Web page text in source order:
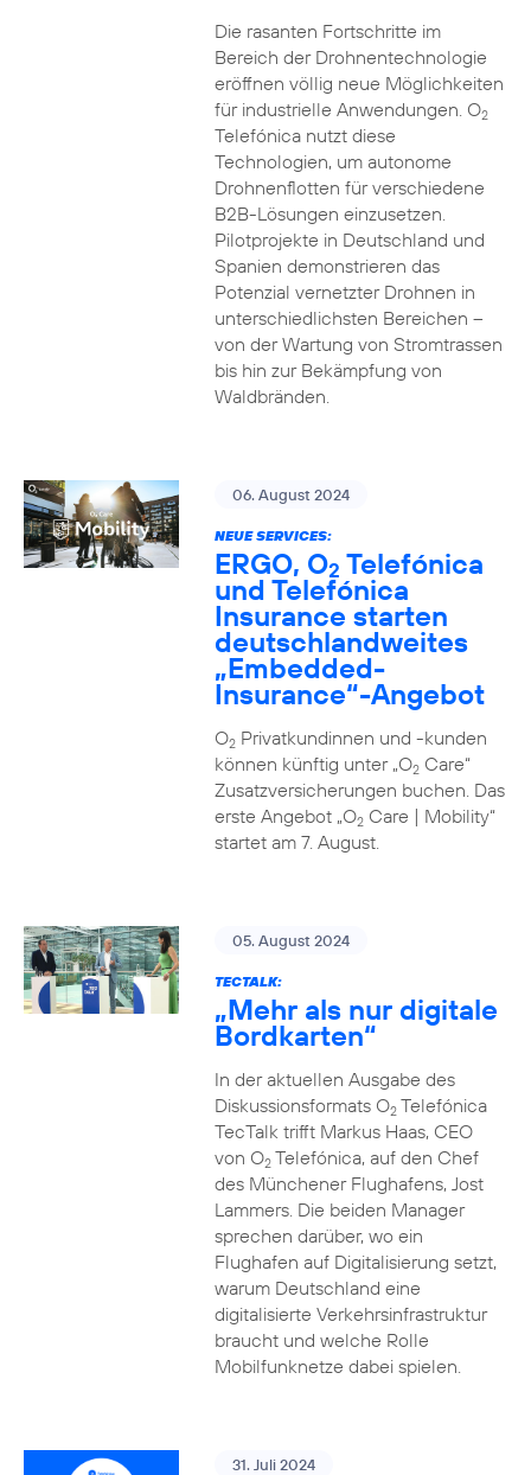
Die rasanten Fortschritte im
Bereich der Drohnentechnologie
eröffnen völlig neue Möglichkeiten
für industrielle Anwendungen. O2
Telefónica nutzt diese
Technologien, um autonome
Drohnenflotten für verschiedene
B2B-Lösungen einzusetzen.
Pilotprojekte in Deutschland und
Spanien demonstrieren das
Potenzial vernetzter Drohnen in
unterschiedlichsten Bereichen –
von der Wartung von Stromtrassen
bis hin zur Bekämpfung von
Waldbränden.
06. August 2024
NEUE SERVICES:
ERGO, O2 Telefónica
und Telefónica
Insurance starten
deutschlandweites
„Embedded-
Insurance“-Angebot
O2Privatkundinnen und -kunden
können künftig unter „O2Care“
Zusatzversicherungen buchen. Das
erste Angebot „O2Care | Mobility“
startet am 7. August.
05. August 2024
TECTALK:
„Mehr als nur digitale
Bordkarten“
In der aktuellen Ausgabe des
Diskussionsformats O2Telefónica
TecTalk trifft Markus Haas, CEO
von O2Telefónica, auf den Chef
des Münchener Flughafens, Jost
Lammers. Die beiden Manager
sprechen darüber, wo ein
Flughafen auf Digitalisierung setzt,
warum Deutschland eine
digitalisierte Verkehrsinfrastruktur
braucht und welche Rolle
Mobilfunknetze dabei spielen.
31. Juli 2024